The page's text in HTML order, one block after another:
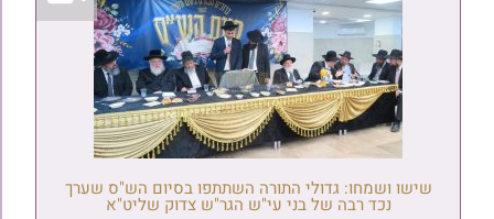
שישו ושמחו: גדולי התורה השתתפו בסיום הש"ס שערך
נכד רבה של בני עי"ש הגר"ש צדוק שליט"א